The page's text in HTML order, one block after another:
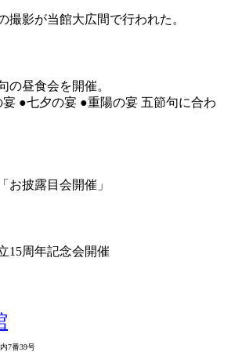
撮影が当館大広間で行われた。
の昼食会を開催。
●七夕の宴 ●重陽の宴 五節句に合わ
お披露目会開催」
15周年記念会開催
7番39号